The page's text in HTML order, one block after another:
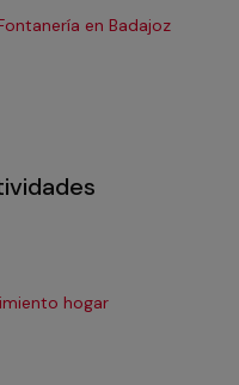
en Badajoz
hogar